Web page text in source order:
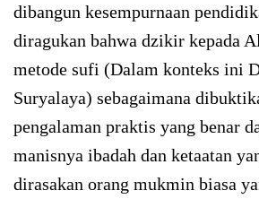
dibangun kesempurnaan
diragukan bahwa dzikir kepada
metode sufi (Dalam konteks ini
Suryalaya) sebagaimana
pengalaman praktis yang benar
manisnya ibadah dan ketaatan
dirasakan orang mukmin biasa